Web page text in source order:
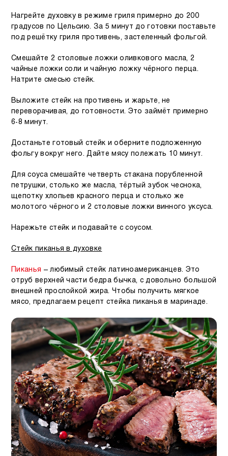
Нагрейте духовку в режиме гриля примерно до 200
градусов по Цельсию. За 5 минут до готовки поставьте
под решётку гриля противень, застеленный фольгой.
Смешайте 2 столовые ложки оливкового масла, 2
чайные ложки соли и чайную ложку чёрного перца.
Натрите смесью стейк.
Выложите стейк на противень и жарьте, не
переворачивая, до готовности. Это займёт примерно
6-8 минут.
Достаньте готовый стейк и оберните подложенную
фольгу вокруг него. Дайте мясу полежать 10 минут.
Для соуса смешайте четверть стакана порубленной
петрушки, столько же масла, тёртый зубок чеснока,
щепотку хлопьев красного перца и столько же
молотого чёрного и 2 столовые ложки винного уксуса.
Нарежьте стейк и подавайте с соусом.
Стейк пиканья в духовке
Пиканья – любимый стейк латиноамериканцев. Это
отруб верхней части бедра бычка, с довольно большой
внешней прослойкой жира. Чтобы получить мягкое
мясо, предлагаем рецепт стейка пиканья в маринаде.